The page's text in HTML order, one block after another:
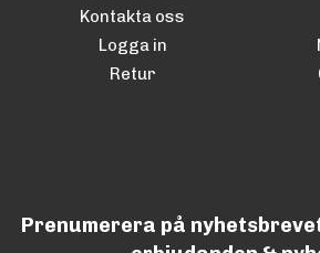
Kontakta oss
Logga in
Retur
Prenumerera på